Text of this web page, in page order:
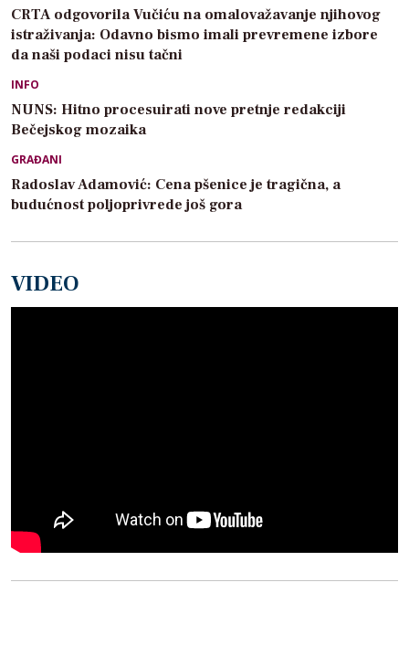
CRTA odgovorila Vučiću na omalovažavanje njihovog
istraživanja: Odavno bismo imali prevremene izbore
da naši podaci nisu tačni
INFO
NUNS: Hitno procesuirati nove pretnje redakciji
Bečejskog mozaika
GRAĐANI
Radoslav Adamović: Cena pšenice je tragična, a
budućnost poljoprivrede još gora
VIDEO